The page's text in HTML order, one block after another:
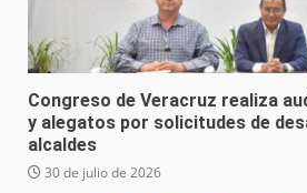
Congreso de Veracruz realiza
y alegatos por solicitudes de
alcaldes
30 de julio de 2026